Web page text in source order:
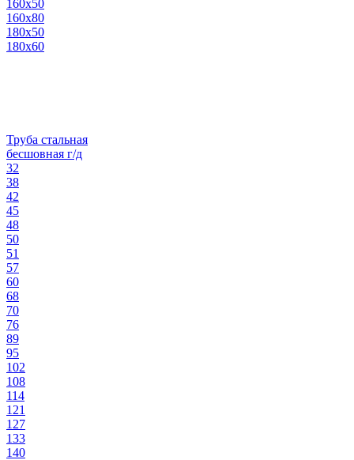
160х50
160х80
180х50
180х60
Труба стальная
бесшовная г/д
32
38
42
45
48
50
51
57
60
68
70
76
89
95
102
108
114
121
127
133
140